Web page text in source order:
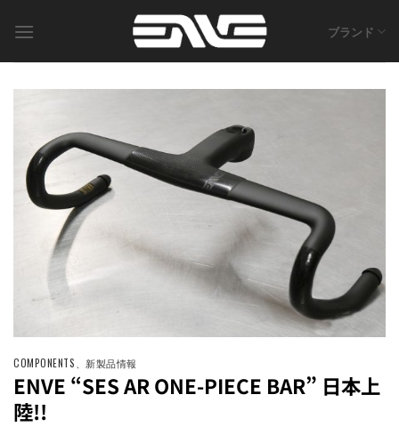
ブランド
COMPONENTS 新製品情報
ENVE “SES AR ONE-PIECE BAR” 日本上
陸!!